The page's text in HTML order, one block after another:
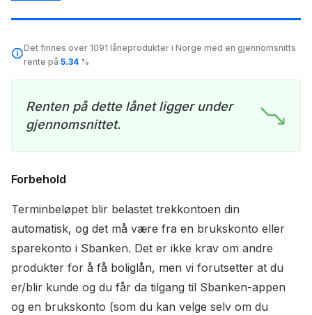
Det finnes over 1091 låneprodukter i Norge med en gjennomsnitts
rente på 5.34 %
Renten på dette lånet ligger under
gjennomsnittet.
Forbehold
Terminbeløpet blir belastet trekkontoen din
automatisk, og det må være fra en brukskonto eller
sparekonto i Sbanken. Det er ikke krav om andre
produkter for å få boliglån, men vi forutsetter at du
er/blir kunde og du får da tilgang til Sbanken-appen
og en brukskonto (som du kan velge selv om du